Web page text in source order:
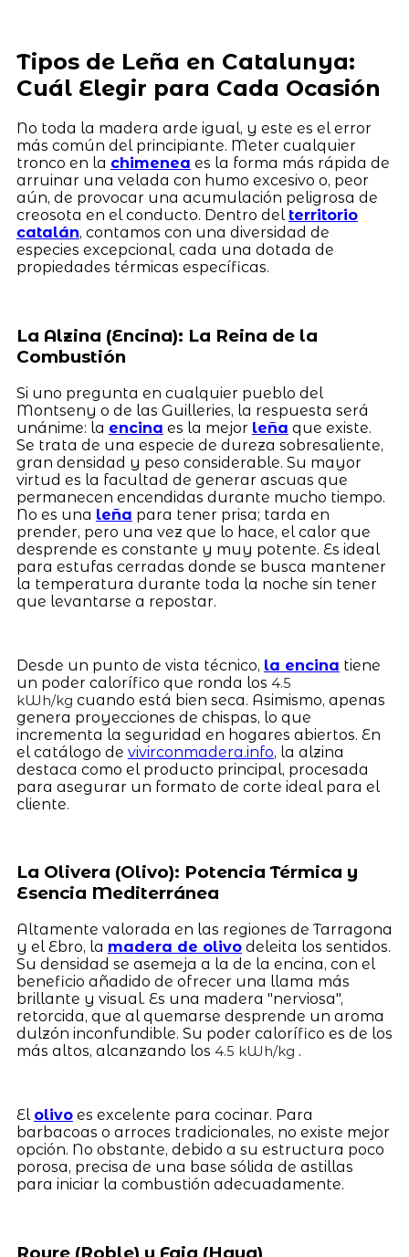
Tipos de Leña en Catalunya:
Cuál Elegir para Cada Ocasión
No toda la madera arde igual, y este es el error
más común del principiante. Meter cualquier
tronco en la chimenea es la forma más rápida de
arruinar una velada con humo excesivo o, peor
aún, de provocar una acumulación peligrosa de
creosota en el conducto. Dentro del territorio
catalán, contamos con una diversidad de
especies excepcional, cada una dotada de
propiedades térmicas específicas.
La Alzina (Encina): La Reina de la
Combustión
Si uno pregunta en cualquier pueblo del
Montseny o de las Guilleries, la respuesta será
unánime: la encina es la mejor leña que existe.
Se trata de una especie de dureza sobresaliente,
gran densidad y peso considerable. Su mayor
virtud es la facultad de generar ascuas que
permanecen encendidas durante mucho tiempo.
No es una leña para tener prisa; tarda en
prender, pero una vez que lo hace, el calor que
desprende es constante y muy potente. Es ideal
para estufas cerradas donde se busca mantener
la temperatura durante toda la noche sin tener
que levantarse a repostar.
Desde un punto de vista técnico, la encina tiene
un poder calorífico que ronda los 4.5
kWh/kg cuando está bien seca. Asimismo, apenas
genera proyecciones de chispas, lo que
incrementa la seguridad en hogares abiertos. En
el catálogo de vivirconmadera.info, la alzina
destaca como el producto principal, procesada
para asegurar un formato de corte ideal para el
cliente.
La Olivera (Olivo): Potencia Térmica y
Esencia Mediterránea
Altamente valorada en las regiones de Tarragona
y el Ebro, la madera de olivodeleita los sentidos.
Su densidad se asemeja a la de la encina, con el
beneficio añadido de ofrecer una llama más
brillante y visual. Es una madera "nerviosa",
retorcida, que al quemarse desprende un aroma
dulzón inconfundible. Su poder calorífico es de los
más altos, alcanzando los 4.5 kWh/kg .
El olivoes excelente para cocinar. Para
barbacoas o arroces tradicionales, no existe mejor
opción. No obstante, debido a su estructura poco
porosa, precisa de una base sólida de astillas
para iniciar la combustión adecuadamente.
Roure (Roble) y Faig (Haya)